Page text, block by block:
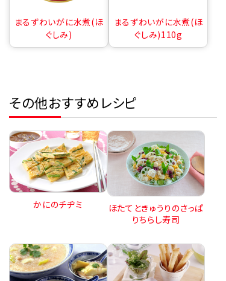
まるずわいがに水煮(ほ
ぐしみ)
まるずわいがに水煮(ほ
ぐしみ)110g
その他おすすめレシピ
かにのチヂミ
ほたてときゅうりのさっぱ
りちらし寿司